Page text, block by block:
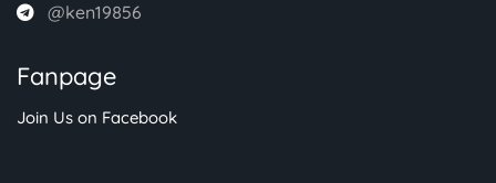
@ken19856
Fanpage
Join Us on Facebook